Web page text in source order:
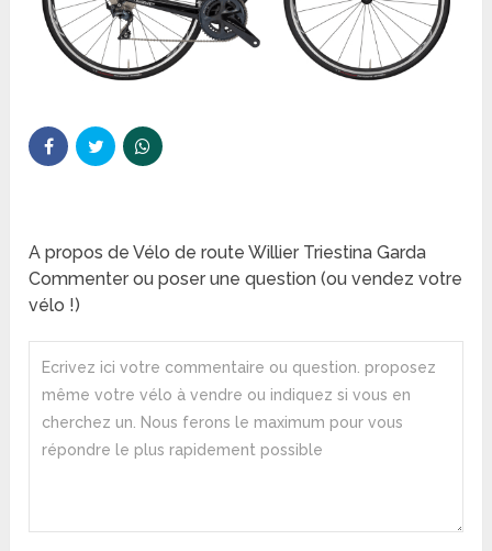
A propos de Vélo de route Willier Triestina Garda
Commenter ou poser une question (ou vendez votre
vélo !)